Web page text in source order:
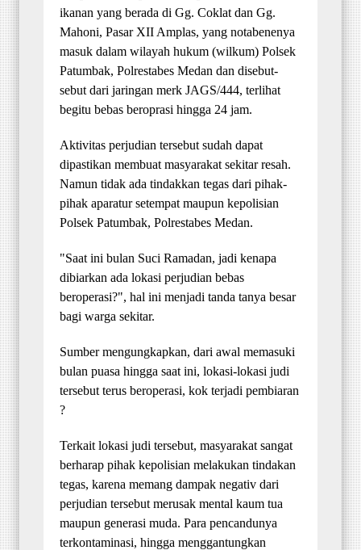
ikanan yang berada di Gg. Coklat dan Gg.
Mahoni, Pasar XII Amplas, yang notabenenya
masuk dalam wilayah hukum (wilkum) Polsek
Patumbak, Polrestabes Medan dan disebut-
sebut dari jaringan merk JAGS/444, terlihat
begitu bebas beroprasi hingga 24 jam.
Aktivitas perjudian tersebut sudah dapat
dipastikan membuat masyarakat sekitar resah.
Namun tidak ada tindakkan tegas dari pihak-
pihak aparatur setempat maupun kepolisian
Polsek Patumbak, Polrestabes Medan.
"Saat ini bulan Suci Ramadan, jadi kenapa
dibiarkan ada lokasi perjudian bebas
beroperasi?", hal ini menjadi tanda tanya besar
bagi warga sekitar.
Sumber mengungkapkan, dari awal memasuki
bulan puasa hingga saat ini, lokasi-lokasi judi
tersebut terus beroperasi, kok terjadi pembiaran
?
Terkait lokasi judi tersebut, masyarakat sangat
berharap pihak kepolisian melakukan tindakan
tegas, karena memang dampak negativ dari
perjudian tersebut merusak mental kaum tua
maupun generasi muda. Para pencandunya
terkontaminasi, hingga menggantungkan